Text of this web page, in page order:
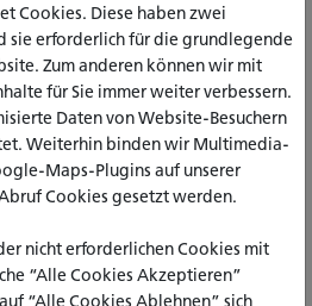
liebe Lehrer_innen, liebe Eltern,
zwischen 8 und 16 Uhr auch an
Wir bietet u. a. die
Cookies. Diese haben zwei
sie erforderlich für die grundlegende
Zum anderen können wir mit
für Sie immer weiter verbessern.
Daten von Website-Besuchern
Weiterhin binden wir Multimedia-
Maps-Plugins auf unserer
Cookies gesetzt werden.
nicht erforderlichen Cookies mit
“Alle Cookies Akzeptieren”
“Alle Cookies Ablehnen” sich